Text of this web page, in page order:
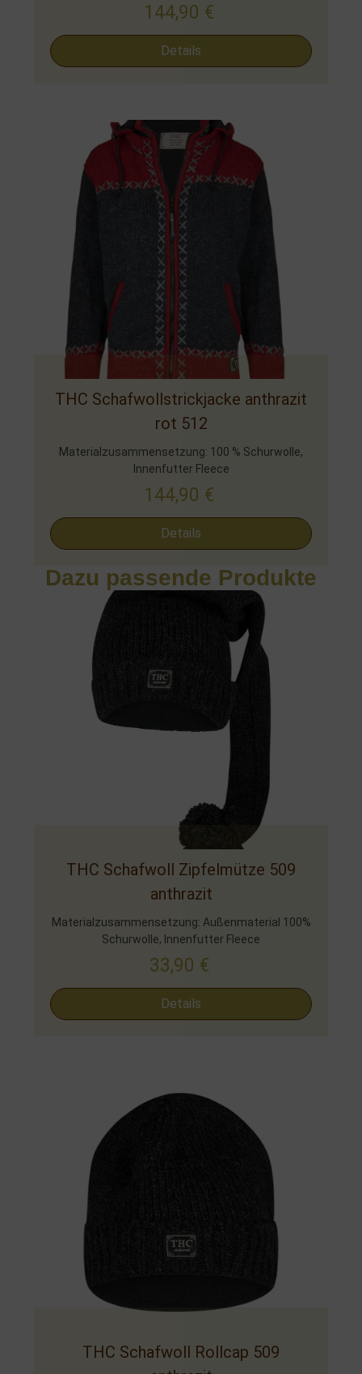
144,90 €
Details
THC Schafwollstrickjacke anthrazit
rot 512
Materialzusammensetzung: 100 % Schurwolle,
Innenfutter Fleece
144,90 €
Details
Dazu passende Produkte
THC Schafwoll Zipfelmütze 509
anthrazit
Materialzusammensetzung: Außenmaterial 100%
Schurwolle, Innenfutter Fleece
33,90 €
Details
THC Schafwoll Rollcap 509